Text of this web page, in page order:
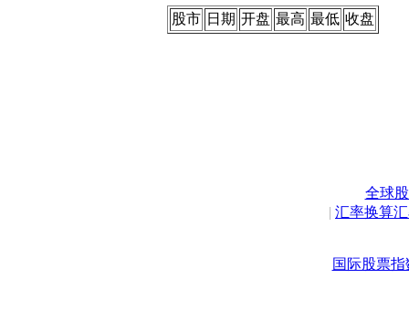
股市 日期 开盘 最高 最低 收盘
全球
| 汇率换算
国际股票指